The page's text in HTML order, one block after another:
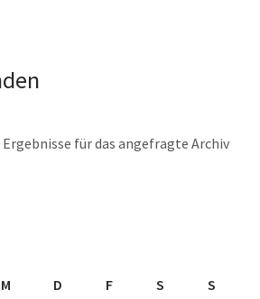
für das angefragte Archiv
M D F S
S